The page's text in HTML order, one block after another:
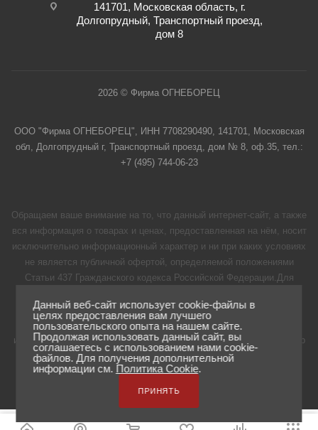
141701, Московская область, г.
Долгопрудный, Транспортный проезд,
дом 8
2026 © Фирма ОГНЕБОРЕЦ
ООО "Фирма ОГНЕБОРЕЦ", ИНН 7708290490, 141701, Московская
обл, Долгопрудный г, Транспортный проезд, дом № 8, оф.35, тел.:
+7 (495) 744-06-23
Обращаем ваше внимание на то, что данный интернет-сайт, а также
вся информация о товарах и ценах, предоставленная на нём, носит
исключительно информационный характер и ни при каких условиях
не является публичной офертой, определяемой положениями
Статьи 437 Гражданского кодекса Российской Федерации.Для
указанных товаров и (или) услуг, пожалуйста, обращайтесь к
менеджерам нашей компании с помощью формы обратной связи
или по телефону 8 (495) 744-06-23 для регионов бесплатный номер
8-800-250-06-23
Данный веб-сайт использует cookie-файлы в
целях предоставления вам лучшего
пользовательского опыта на нашем сайте.
Продолжая использовать данный сайт, вы
соглашаетесь с использованием нами cookie-
файлов. Для получения дополнительной
информации см. Политика Cookie.
ПРИНЯТЬ